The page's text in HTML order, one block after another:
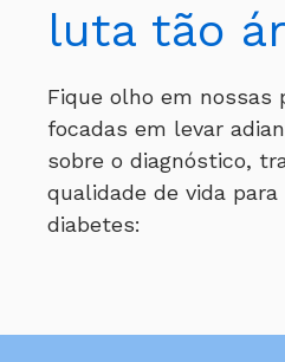
luta tão
Fique olho em nossas
focadas em levar
sobre o diagnóstico,
qualidade de vida
diabetes: